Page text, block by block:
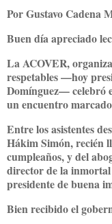
Por Gustavo Cadena
Buen día apreciado
La ACOVER,
respetables —hoy
Domínguez— celebró
un encuentro
Entre los asistentes
Hákim Simón, recién
cumpleaños, y del
director de la
presidente de buena
Bien recibido el